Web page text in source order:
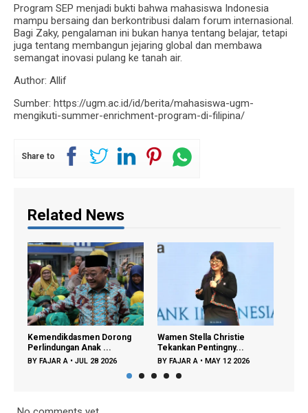
Program SEP menjadi bukti bahwa mahasiswa Indonesia
mampu bersaing dan berkontribusi dalam forum internasional.
Bagi Zaky, pengalaman ini bukan hanya tentang belajar, tetapi
juga tentang membangun jejaring global dan membawa
semangat inovasi pulang ke tanah air.
Author: Allif
Sumber: https://ugm.ac.id/id/berita/mahasiswa-ugm-
mengikuti-summer-enrichment-program-di-filipina/
Share to
Related News
Kemendikdasmen Dorong
Perlindungan Anak ...
BY FAJAR A • JUL 28 2026
Wamen Stella Christie
Tekankan Pentingny...
BY FAJAR A • MAY 12 2026